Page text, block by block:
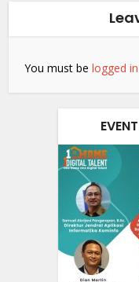
You must belogged in